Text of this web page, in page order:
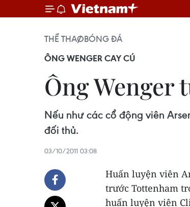
THỂ THAOBÓNG ĐÁ
ÔNG WENGER CAY CÚ
Ông Wenger
Nếu như các cổ động viên
đối thủ.
03/10/2011 03:08
Huấn luyện viên
trước Tottenham
huấn luyện viên